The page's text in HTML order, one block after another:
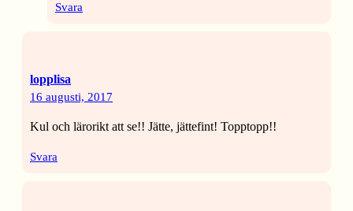
Svara
lopplisa
16 augusti, 2017
Kul och lärorikt att se!! Jätte, jättefint! Topptopp!!
Svara